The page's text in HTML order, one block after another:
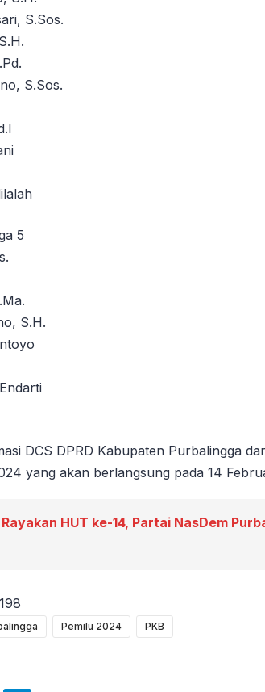
S.Sos.
S.Sos.
5
S.H.
DCS DPRD Kabupaten Purbalingga
yang akan berlangsung pada 14
Rayakan HUT ke-14, Partai NasDem
198
Pemilu 2024 PKB